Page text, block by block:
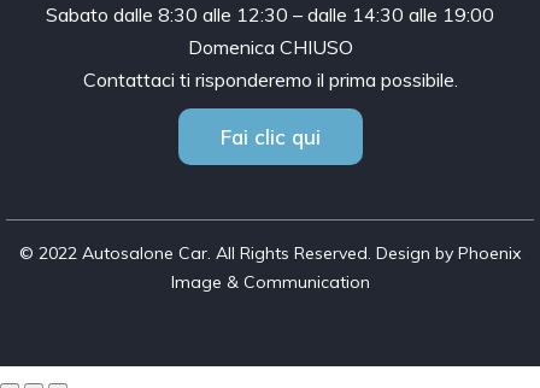
Sabato dalle 8:30 alle 12:30 – dalle 14:30 alle 19:00
Domenica CHIUSO
Contattaci ti risponderemo il prima possibile.
Fai clic qui
© 2022 Autosalone Car. All Rights Reserved. Design by Phoenix
Image & Communication